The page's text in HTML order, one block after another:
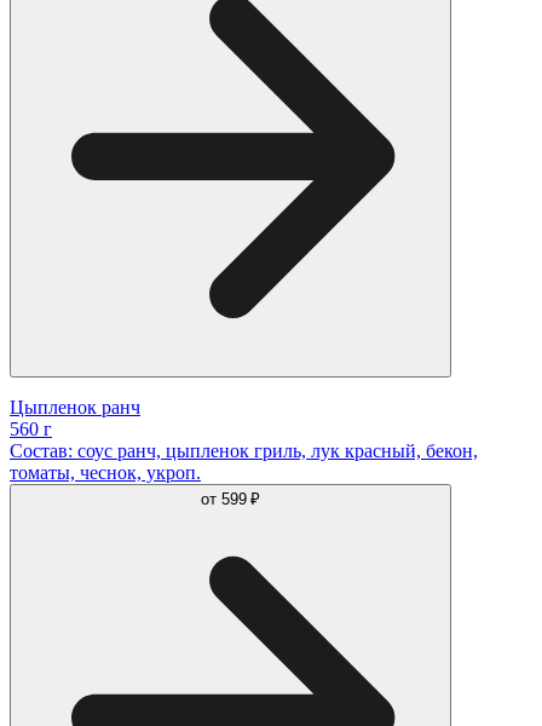
Цыпленок ранч
560 г
Состав: соус ранч, цыпленок гриль, лук красный, бекон,
томаты, чеснок, укроп.
от 599 ₽